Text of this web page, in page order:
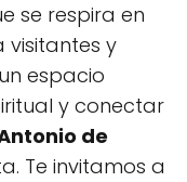
se respira en
y
espacio
y conectar
de
Te invitamos a